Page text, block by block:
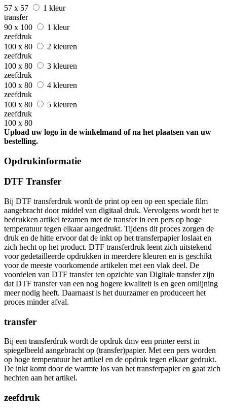
57 x 57
1 kleur
transfer
90 x 100
1 kleur
zeefdruk
100 x 80
2 kleuren
zeefdruk
100 x 80
3 kleuren
zeefdruk
100 x 80
4 kleuren
zeefdruk
100 x 80
5 kleuren
zeefdruk
100 x 80
Upload uw logo in de winkelmand of na het plaatsen van uw
bestelling.
Opdrukinformatie
DTF Transfer
Bij DTF transferdruk wordt de print op een op een speciale film
aangebracht door middel van digitaal druk. Vervolgens wordt het te
bedrukken artikel tezamen met de transfer in een pers op hoge
temperatuur tegen elkaar aangedrukt. Tijdens dit proces zorgen de
druk en de hitte ervoor dat de inkt op het transferpapier loslaat en
zich hecht op het product. DTF transferdruk leent zich uitstekend
voor gedetailleerde opdrukken in meerdere kleuren en is geschikt
voor de meeste voorkomende artikelen met een vlak deel. De
voordelen van DTF transfer ten opzichte van Digitale transfer zijn
dat DTF transfer van een nog hogere kwaliteit is en geen omlijning
meer nodig heeft. Daarnaast is het duurzamer en produceert het
proces minder afval.
transfer
Bij een transferdruk wordt de opdruk dmv een printer eerst in
spiegelbeeld aangebracht op (transfer)papier. Met een pers worden
op hoge temperatuur het artikel en de opdruk tegen elkaar gedrukt.
De inkt komt door de warmte los van het transferpapier en gaat zich
hechten aan het artikel.
zeefdruk